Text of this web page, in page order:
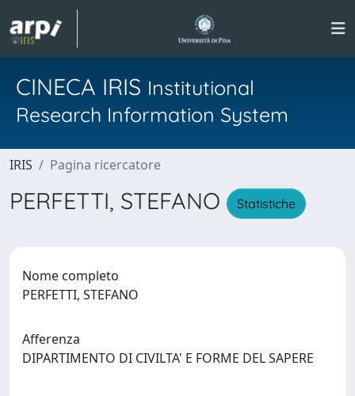
CINECA IRIS Institutional
Research Information System
IRIS Pagina ricercatore
PERFETTI, STEFANO Statistiche
Nome completo
PERFETTI, STEFANO
Afferenza
DIPARTIMENTO DI CIVILTA' E FORME DEL SAPERE